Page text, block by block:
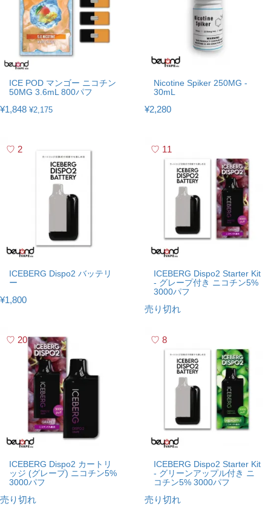
ICE POD マンゴー ニコチン
50MG 3.6mL 800パフ
¥1,848 ¥2,175
Nicotine Spiker 250MG -
30mL
¥2,280
2
ICEBERG Dispo2 バッテリ
ー
¥1,800
11
ICEBERG Dispo2 Starter Kit
- グレープ付き ニコチン5%
3000パフ
売り切れ
20
ICEBERG Dispo2 カートリ
ッジ (グレープ) ニコチン5%
3000パフ
売り切れ
8
ICEBERG Dispo2 Starter Kit
- グリーンアップル付き ニ
コチン5% 3000パフ
売り切れ